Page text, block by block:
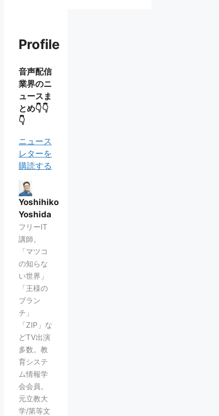
Profile
音声配信
業界のニ
ュースま
とめ👇👇
👇
ニュース
レターを
購読する
Yoshihiko
Yoshida
フリーIT
講師。
「マツコ
の知らな
い世界」
「王様の
ブラン
チ」
「ZIP」な
どTV出演
多数。教
育システ
ム情報学
会会員。
元立教大
学/第等文